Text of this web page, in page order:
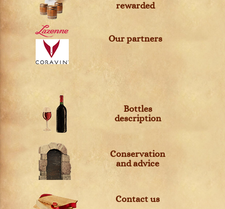
rewarded
Our partners
Bottles
description
Conservation
and advice
Contact us